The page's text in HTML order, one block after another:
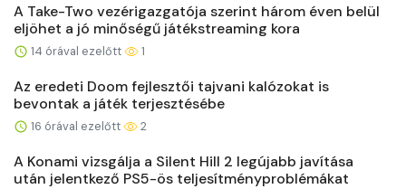
A Take-Two vezérigazgatója szerint három éven belül
eljöhet a jó minőségű játékstreaming kora
14 órával ezelőtt 1
Az eredeti Doom fejlesztői tajvani kalózokat is
bevontak a játék terjesztésébe
16 órával ezelőtt 2
A Konami vizsgálja a Silent Hill 2 legújabb javítása
után jelentkező PS5-ös teljesítményproblémákat